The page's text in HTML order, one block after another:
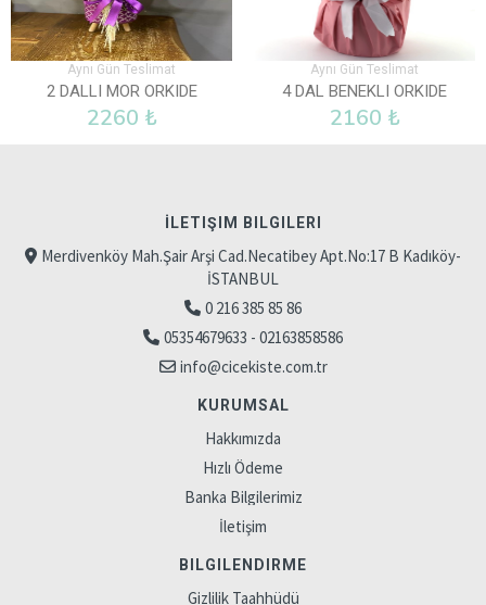
Aynı Gün Teslimat
2 DALLI MOR ORKIDE
2260 ₺
Aynı Gün Teslimat
4 DAL BENEKLI ORKIDE
2160 ₺
İLETIŞIM BILGILERI
Merdivenköy Mah.Şair Arşi Cad.Necatibey Apt.No:17 B Kadıköy-
İSTANBUL
0 216 385 85 86
05354679633 - 02163858586
info@cicekiste.com.tr
KURUMSAL
Hakkımızda
Hızlı Ödeme
Banka Bilgilerimiz
İletişim
BILGILENDIRME
Gizlilik Taahhüdü